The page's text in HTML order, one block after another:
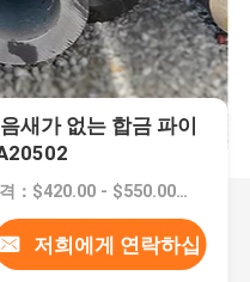
새가 없는 합금 파이
가격：$420.00 - $550.00/Tons
저희에게 연락하십